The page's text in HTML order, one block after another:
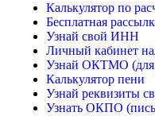
Калькулятор по
Бесплатная
Узнай свой ИНН
Личный кабинет
Узнай ОКТМО (для
Калькулятор пени
Узнай реквизиты
Узнать ОКПО